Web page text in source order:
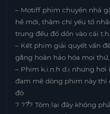
– Motiff phim chuyển nhà
hề mới, thậm chí yếu tố
trung đều đổ dồn vào cái
– Kết phim giải quyết vấn
gắng hoàn hảo hóa mọi
– Phim k.i.n.h d.ị nhưng hơi
đam mê dòng phim này thì
đô
? ??̂́? Tóm lại đây không